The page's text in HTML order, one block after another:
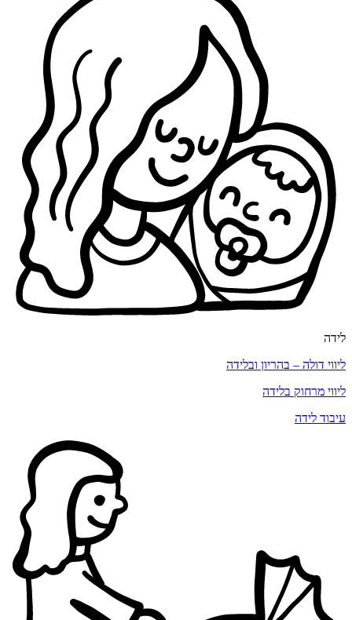
לידה
ליווי דולה – בהריון ובלידה
ליווי מרחוק בלידה
עיבוד לידה